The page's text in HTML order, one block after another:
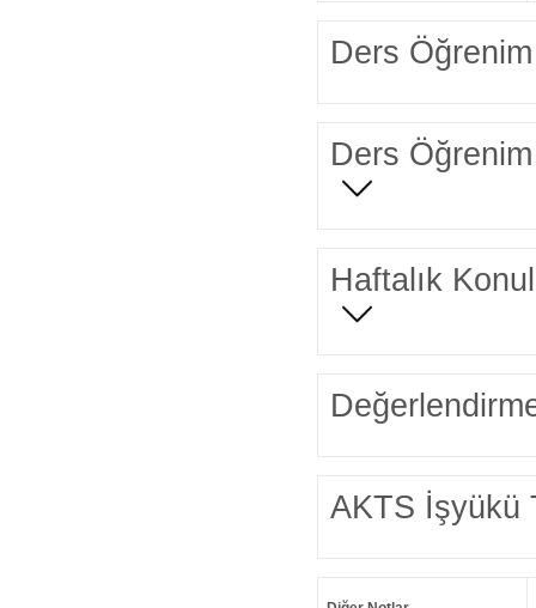
Ders Öğrenim
Ders Öğrenim
Haftalık
AKTS İşyükü